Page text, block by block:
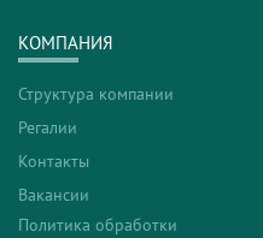
КОМПАНИЯ
Структура компании
Регалии
Контакты
Вакансии
Политика обработки